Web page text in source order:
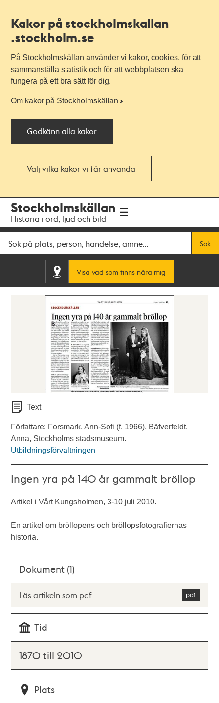
Kakor på stockholmskallan
.stockholm.se
På Stockholmskällan använder vi kakor, cookies, för att
sammanställa statistik och för att webbplatsen ska
fungera på ett bra sätt för dig.
Om kakor på Stockholmskällan
Godkänn alla kakor
Välj vilka kakor vi får använda
navigationen
huvudinnehållet
Stockholmskällan
Historia i ord, ljud och bild
Sök
Visa vad som finns nära mig
Text
Författare: Forsmark, Ann-Sofi (f. 1966), Bäfverfeldt,
Anna, Stockholms stadsmuseum.
Utbildningsförvaltningen
Ingen yra på 140 år gammalt bröllop
Artikel i Vårt Kungsholmen, 3-10 juli 2010.
En artikel om bröllopens och bröllopsfotografiernas
historia.
Dokument (1)
Läs artikeln som pdf
Tid
1870 till 2010
Plats